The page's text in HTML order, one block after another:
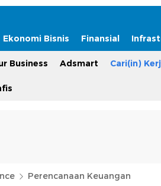
Ekonomi Bisnis Finansial
Business Adsmart Cari(in)
Perencanaan Keuangan